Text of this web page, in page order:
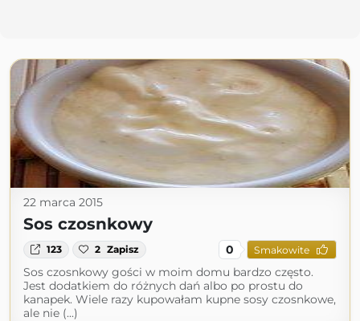
22 marca 2015
Sos czosnkowy
123 2 Zapisz 0 Smakowite
Sos czosnkowy gości w moim domu bardzo często.
Jest dodatkiem do różnych dań albo po prostu do
kanapek. Wiele razy kupowałam kupne sosy czosnkowe,
ale nie (...)